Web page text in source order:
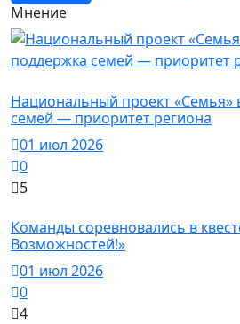
Мнение
Национальный проект «Семья»
семей — приоритет региона
01 июл 2026
0
5
Команды соревновались в
Возможностей!»
01 июл 2026
0
4